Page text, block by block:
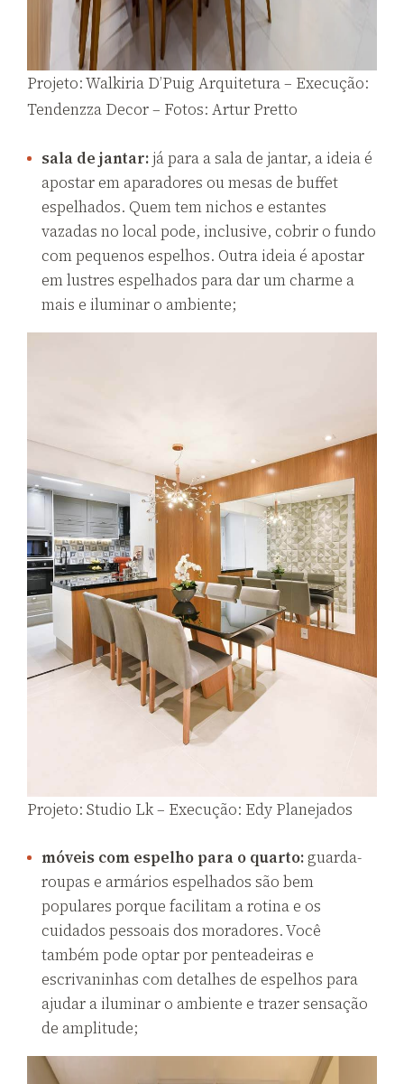
Projeto: Walkiria D’Puig Arquitetura – Execução:
Tendenzza Decor – Fotos: Artur Pretto
sala de jantar: já para a sala de jantar, a ideia é
apostar em aparadores ou mesas de buffet
espelhados. Quem tem nichos e estantes
vazadas no local pode, inclusive, cobrir o fundo
com pequenos espelhos. Outra ideia é apostar
em lustres espelhados para dar um charme a
mais e iluminar o ambiente;
Projeto: Studio Lk – Execução: Edy Planejados
móveis com espelho para o quarto: guarda-
roupas e armários espelhados são bem
populares porque facilitam a rotina e os
cuidados pessoais dos moradores. Você
também pode optar por penteadeiras e
escrivaninhas com detalhes de espelhos para
ajudar a iluminar o ambiente e trazer sensação
de amplitude;